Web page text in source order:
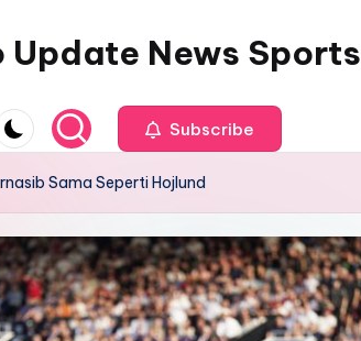
News Sports
Subscribe
Sama Seperti Hojlund